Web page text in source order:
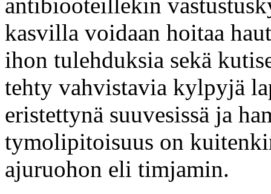
kasvilla voidaan hoitaa
ihon tulehduksia sekä
tehty vahvistavia kylpyjä
eristettynä suuvesissä ja
tymolipitoisuus on
ajuruohon eli timjamin.